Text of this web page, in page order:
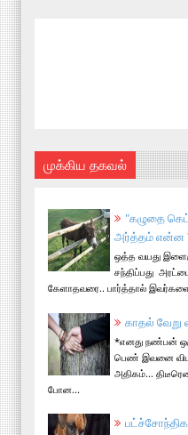
முக்கிய தகவல்
"கழுதை
அர்த்தம் என்ன
ஒத்த வயது
சந்திப்பது
கேளாதவரை.. பார்த்தால்
காதல் வேறு
*எனது நண்பன்
பெண் இவனை விட
அதிகம்...
போன...